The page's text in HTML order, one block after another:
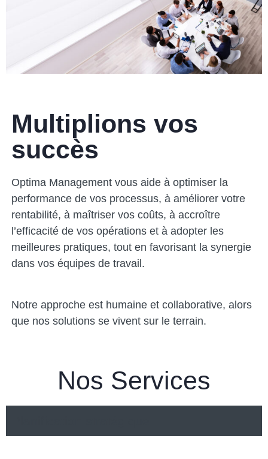
Multiplions vos
succès
Optima Management vous aide à optimiser la
performance de vos processus, à améliorer votre
rentabilité, à maîtriser vos coûts, à accroître
l’efficacité de vos opérations et à adopter les
meilleures pratiques, tout en favorisant la synergie
dans vos équipes de travail.
Notre approche est humaine et collaborative, alors
que nos solutions se vivent sur le terrain.
Nos Services